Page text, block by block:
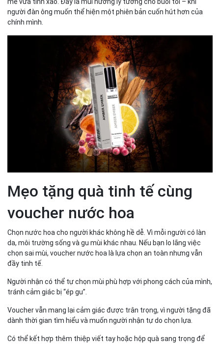
người đàn ông muốn thể hiện một phiên bản cuốn hút hơn của
chính mình.
Mẹo tặng quà tinh tế cùng
voucher nước hoa
Chọn nước hoa cho người khác không hề dễ. Vì mỗi người có làn
da, môi trường sống và gu mùi khác nhau. Nếu bạn lo lắng việc
chọn sai mùi, voucher nước hoa là lựa chọn an toàn nhưng vẫn
đầy tinh tế.
Người nhận có thể tự chọn mùi phù hợp với phong cách của mình,
tránh cảm giác bị “ép gu”.
Voucher vẫn mang lại cảm giác được trân trọng, vì người tặng đã
dành thời gian tìm hiểu và muốn người nhận tự do chọn lựa.
Có thể kết hợp thêm thiệp viết tay hoặc hộp quà sang trọng để